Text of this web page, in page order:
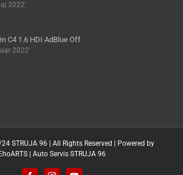
2022'
C4 1.6 HDI AdBlue Off
2022'
STRUJA 96 | All Rights Reserved | Powered by
| Auto Servis STRUJA 96